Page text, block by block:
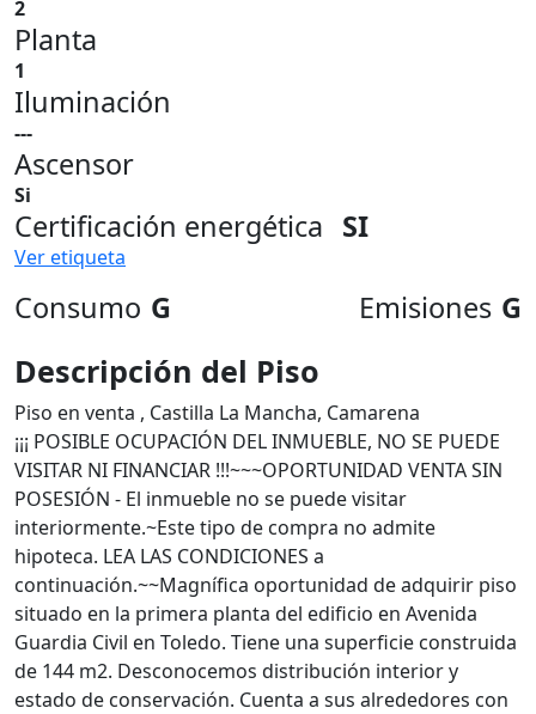
2
Planta
1
Iluminación
---
Ascensor
Si
Certificación energética SI
Ver etiqueta
Consumo G Emisiones G
Descripción del Piso
Piso en venta , Castilla La Mancha, Camarena
¡¡¡ POSIBLE OCUPACIÓN DEL INMUEBLE, NO SE PUEDE
VISITAR NI FINANCIAR !!!~~~OPORTUNIDAD VENTA SIN
POSESIÓN - El inmueble no se puede visitar
interiormente.~Este tipo de compra no admite
hipoteca. LEA LAS CONDICIONES a
continuación.~~Magnífica oportunidad de adquirir piso
situado en la primera planta del edificio en Avenida
Guardia Civil en Toledo. Tiene una superficie construida
de 144 m2. Desconocemos distribución interior y
estado de conservación. Cuenta a sus alrededores con